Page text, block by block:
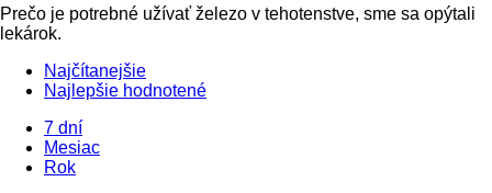
Prečo je potrebné užívať železo v tehotenstve, sme sa opýtali
lekárok.
Najčítanejšie
Najlepšie hodnotené
7 dní
Mesiac
Rok